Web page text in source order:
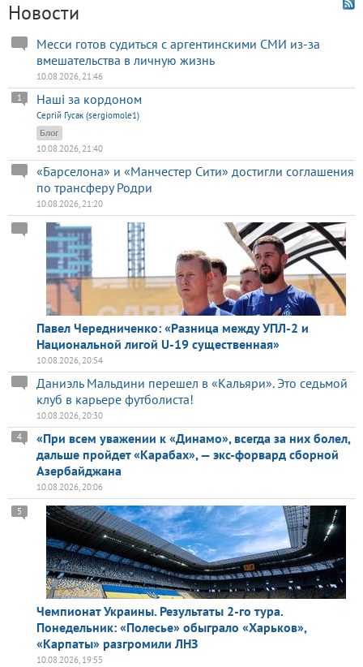
Новости
Месси готов судиться с аргентинскими СМИ из-за
вмешательства в личную жизнь
10.08.2026, 21:46
Наші за кордоном
1
Сергій Гусак (sergiomole1)
Блог
10.08.2026, 21:40
«Барселона» и «Манчестер Сити» достигли соглашения
по трансферу Родри
10.08.2026, 21:20
Павел Чередниченко: «Разница между УПЛ-2 и
Национальной лигой U-19 существенная»
10.08.2026, 20:54
Даниэль Мальдини перешел в «Кальяри». Это седьмой
клуб в карьере футболиста!
10.08.2026, 20:30
«При всем уважении к «Динамо», всегда за них болел,
дальше пройдет «Карабах», — экс-форвард сборной
Азербайджана
4
10.08.2026, 20:06
Чемпионат Украины. Результаты 2-го тура.
Понедельник: «Полесье» обыграло «Харьков»,
«Карпаты» разгромили ЛНЗ
5
10.08.2026, 19:55